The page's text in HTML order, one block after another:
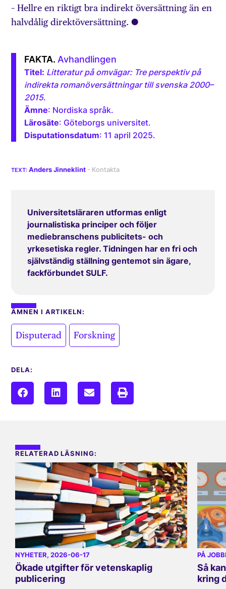
– Hellre en riktigt bra indirekt översättning än en
halvdålig direktöversättning. ○
Avhandlingen
Titel: Litteratur på omvägar: Tre perspektiv på
indirekta romanöversättningar till svenska 2000–
2015.
Ämne: Nordiska språk.
Lärosäte: Göteborgs universitet.
Disputationsdatum: 11 april 2025.
Anders Jinneklint
Universitetsläraren utformas enligt
journalistiska principer och följer
mediebranschens publicitets- och
yrkesetiska regler. Tidningen har en fri och
självständig ställning gentemot sin ägare,
fackförbundet SULF.
ÄMNEN I ARTIKELN:
Disputerad Forskning
DELA:
RELATERAD LÄSNING:
NYHETER, 2026-06-17
Ökade utgifter för vetenskaplig
publicering
PÅ
Så
kring